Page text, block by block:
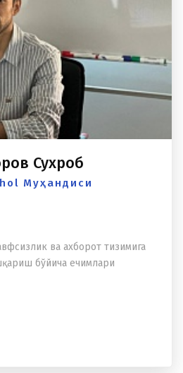
Сухроб
Муҳандиси
ва аxборот тизимига
бўйича ечимлари